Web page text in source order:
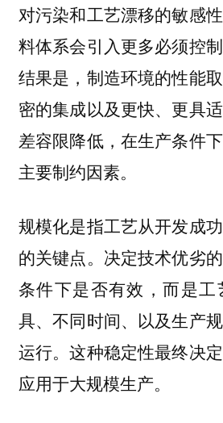
对污染和工艺漂移的敏感
料体系会引入更多必须控
结果是，制造环境的性能
密的集成以及更快、更具
差容限降低，在生产条件
主要制约因素。
规模化是指工艺从开发成
的关键点。决定技术优劣
条件下是否有效，而是工
具、不同时间、以及生产
运行。这种稳定性最终决
应用于大规模生产。